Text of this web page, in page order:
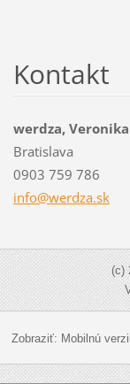
Kontakt
werdza,
Bratislava
0903 759 786
info@werdza.sk
(c)
Zobraziť: Mobilnú